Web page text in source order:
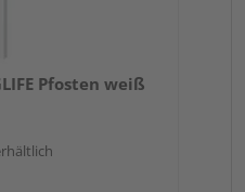
Pfosten weiß